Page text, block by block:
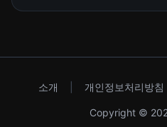
소개 개인정보처리방침
Copyright ©